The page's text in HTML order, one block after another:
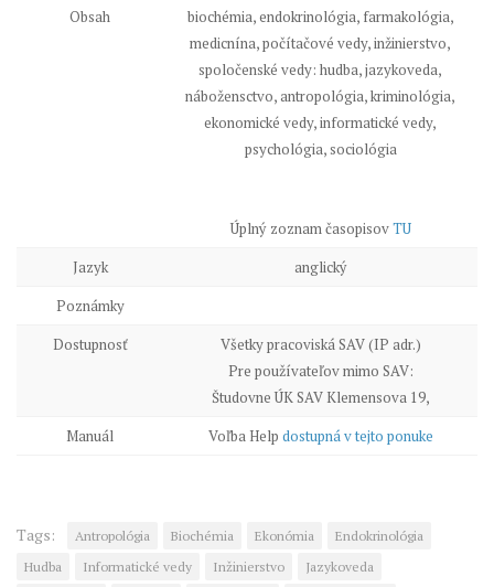
Obsah
biochémia, endokrinológia, farmakológia,
medicnína, počítačové vedy, inžinierstvo,
spoločenské vedy: hudba, jazykoveda,
nábožensctvo, antropológia, kriminológia,
ekonomické vedy, informatické vedy,
psychológia, sociológia
Úplný zoznam časopisovTU
Jazyk
anglický
Poznámky
Dostupnosť
Všetky pracoviská SAV (IP adr.)
Pre používateľov mimo SAV:
Študovne ÚK SAV Klemensova 19,
Manuál
Voľba Help dostupná v tejto ponuke
Tags: Antropológia Biochémia Ekonómia
Endokrinológia
Hudba
Informatické vedy Inžinierstvo
Jazykoveda